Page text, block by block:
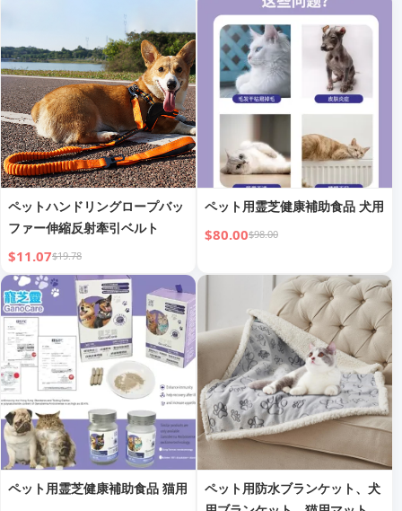
ペットハンドリングロープバッ
ファー伸縮反射牽引ベルト
$11.07$19.78
ペット用霊芝健康補助食品 犬用
$80.00$98.00
ペット用霊芝健康補助食品 猫用
ペット用防水ブランケット、犬